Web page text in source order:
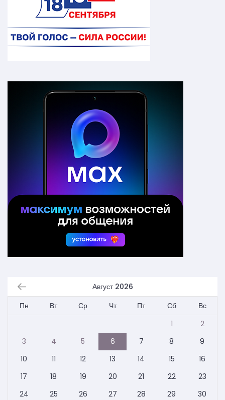
Август 2026
Пн
Вт Ср Чт Пт Сб
Вс
1
2
3
4 5 6 7 8
9
10
11 12 13 14 15
16
17
18 19 20 21 22
23
24
25 26 27 28 29
30